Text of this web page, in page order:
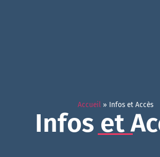
Accueil» Infos et Accès
Infos et